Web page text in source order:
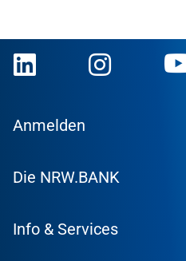
Anmelden
Kundenportal
Die NRW.BANK
Presse
Info & Services